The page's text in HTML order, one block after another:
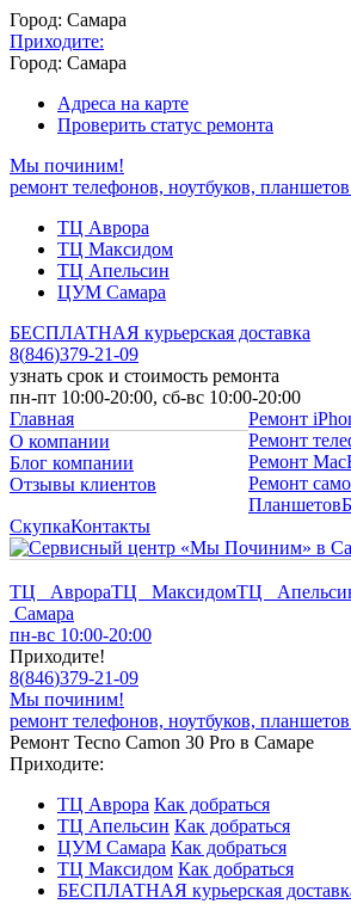
Город: Самара
Приходите:
Город: Самара
Адреса на карте
Проверить статус ремонта
Мы починим!
ремонт телефонов, ноутбуков,
ТЦ Аврора
ТЦ Максидом
ТЦ Апельсин
ЦУМ Самара
БЕСПЛАТНАЯ курьерская доставка
8(846)379-21-09
узнать срок и стоимость ремонта
пн-пт 10:00-20:00, сб-вс 10:00-20:00
Главная
О компании
Блог компании
Отзывы клиентов
Ремонт
Ремонт
Ремонт
Ремонт
Планшетов
СкупкаКонтакты
ТЦ АврораТЦ МаксидомТЦ
Самара
пн-вс 10:00-20:00
Приходите!
8(846)379-21-09
Мы починим!
ремонт телефонов, ноутбуков,
Ремонт Tecno Camon 30 Pro в Самаре
Приходите:
ТЦ Аврора Как добраться
ТЦ Апельсин Как добраться
ЦУМ Самара Как добраться
ТЦ Максидом Как добраться
БЕСПЛАТНАЯ курьерская